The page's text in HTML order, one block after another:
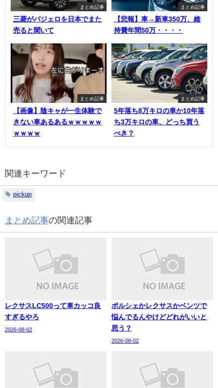
まとめ記事
三菱がパジェロを日本でまた
売ると聞いて
まとめ記事
【悲報】車→新車350万、維
持費年間50万・・・・
まとめ記事
【画像】陰キャが一生体験で
きない車あるあるｗｗｗｗｗ
ｗｗｗｗ
まとめ記事
5年落ち8万キロの車か10年落
ち3万キロの車、どっち買う
べき？
関連キーワード
pickup
まとめ記事の関連記事
レクサスLC500って車カッコ良
すぎるやろ
2026-08-02
ポルシェかレクサスかベンツで
悩んでるんやけどどれがいいと
思う？
2026-08-02